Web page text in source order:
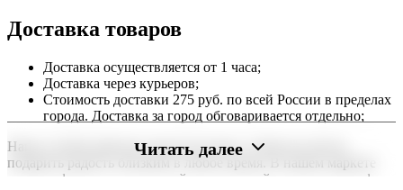
Доставка товаров
Доставка осуществляется от 1 часа;
Доставка через курьеров;
Стоимость доставки 275 руб. по всей России в пределах
города. Доставка за город обговаривается отдельно;
Наша служба работает круглосуточно, чтобы вы могли
подарить радость близким в любое время. В нашем маркете
можно оформить заказ онлайн с доставкой на дом или в офис
Читать далее